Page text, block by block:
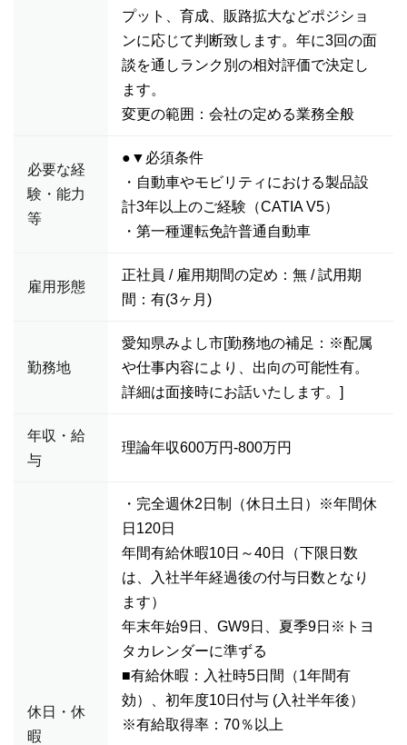
プット、育成、販路拡大などポジショ
ンに応じて判断致します。年に3回の面
談を通しランク別の相対評価で決定し
ます。
変更の範囲：会社の定める業務全般
必要な経
験・能力
等
●▼必須条件
・自動車やモビリティにおける製品設
計3年以上のご経験（CATIA V5）
・第一種運転免許普通自動車
雇用形態
正社員 / 雇用期間の定め：無 / 試用期
間：有(3ヶ月)
勤務地
愛知県みよし市[勤務地の補足：※配属
や仕事内容により、出向の可能性有。
詳細は面接時にお話いたします。]
年収・給
与
理論年収600万円-800万円
休日・休
暇
・完全週休2日制（休日土日）※年間休
日120日
年間有給休暇10日～40日（下限日数
は、入社半年経過後の付与日数となり
ます）
年末年始9日、GW9日、夏季9日※トヨ
タカレンダーに準ずる
■有給休暇：入社時5日間（1年間有
効）、初年度10日付与 (入社半年後）
※有給取得率：70％以上